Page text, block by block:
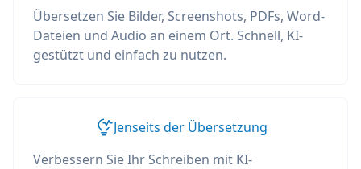
Übersetzen Sie Bilder, Screenshots, PDFs, Word-
Dateien und Audio an einem Ort. Schnell, KI-
gestützt und einfach zu nutzen.
Jenseits der Übersetzung
Verbessern Sie Ihr Schreiben mit KI-